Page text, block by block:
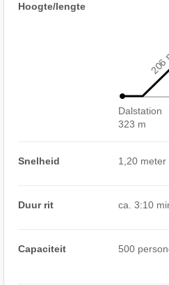
Hoogte/lengte
Dalstation
323 m
Snelheid 1,20 meter
Duur rit ca. 3:10
Capaciteit 500